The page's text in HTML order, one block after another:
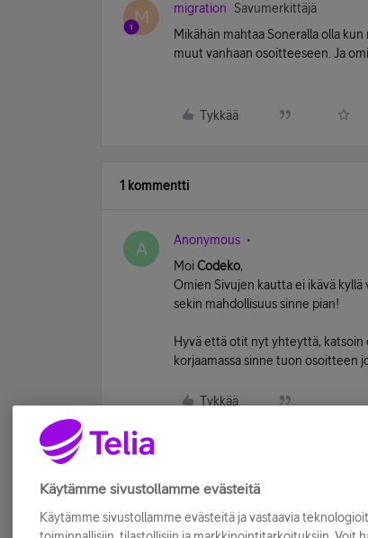
M migration
Savumerkittäjä
Mikähän mahtaa Soneralla olla
muut vanhaan osoitteeseen. Ja
Tykkää
1 kommentti
A Anonymous
MoiCodeko,
Omien Sivujen kautta ei ikävä
sekin mahdollisuus sinne pian!
Hyvä että otit nyt yhteyttä, katsoin
korjaamassa sinne tuon osoitteen
Tykkää
Käytämme sivustollamme evästeitä
Käytämme sivustollamme evästeitä ja vastaavia